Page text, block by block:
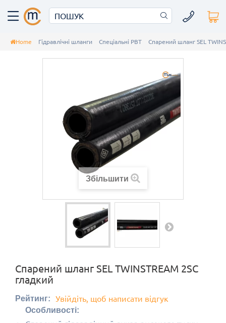
Home Гідравлічні шланги Спеціальні РВТ Спарений шланг SEL
Збільшити
Спарений шланг SEL TWINSTREAM 2SC
гладкий
Рейтинг: Увійдіть, щоб написати відгук
Особливості: